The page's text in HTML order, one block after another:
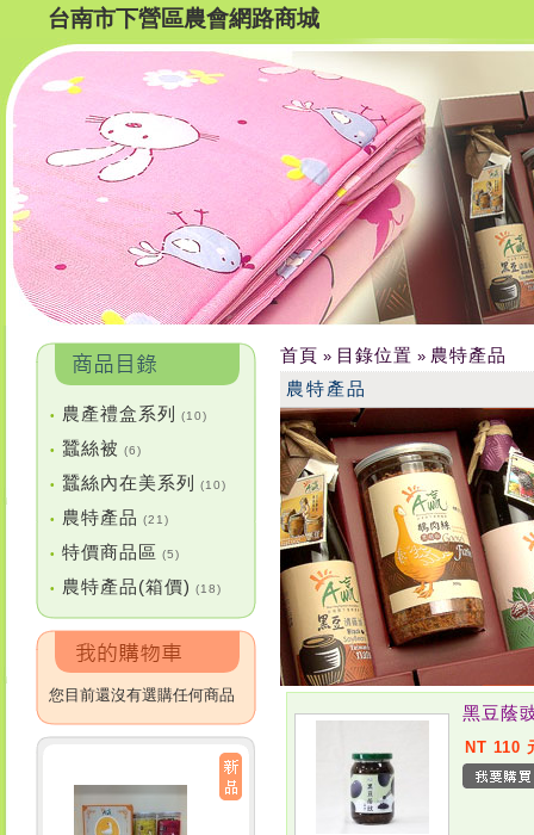
台南市下營區農會網路商城
• 農產禮盒系列 (10)
• 蠶絲被 (6)
• 蠶絲內在美系列 (10)
• 農特產品 (21)
• 特價商品區 (5)
• 農特產品(箱價) (18)
您目前還沒有選購任何商品
首頁 » 目錄位置 » 農特產品
農特產品
黑豆蔭
NT 110